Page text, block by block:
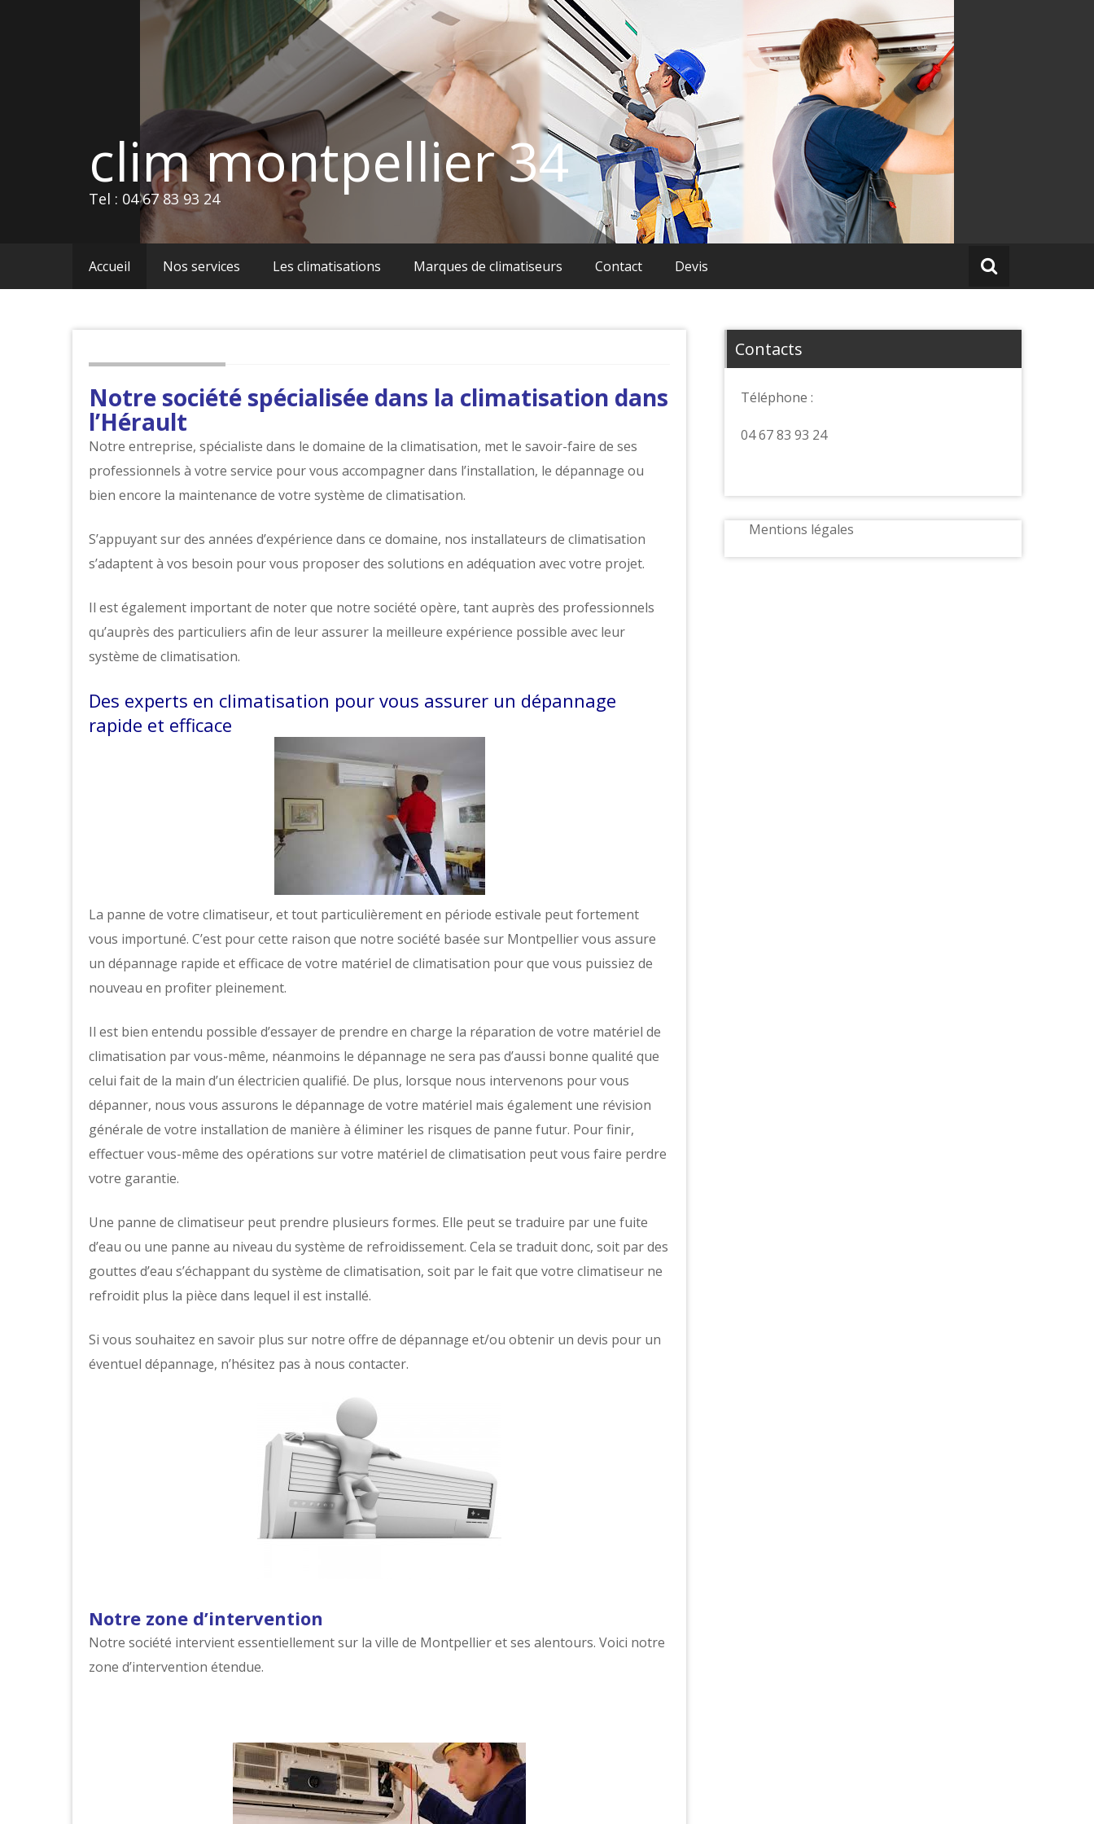
clim montpellier 34
Tel : 04 67 83 93 24
Accueil Nos services Les climatisations Marques de climatiseurs Contact Devis
Notre société spécialisée dans la climatisation dans
l’Hérault
Notre entreprise, spécialiste dans le domaine de la climatisation, met le savoir-faire de ses
professionnels à votre service pour vous accompagner dans l’installation, le dépannage ou
bien encore la maintenance de votre système de climatisation.
S’appuyant sur des années d’expérience dans ce domaine, nos installateurs de climatisation
s’adaptent à vos besoin pour vous proposer des solutions en adéquation avec votre projet.
Il est également important de noter que notre société opère, tant auprès des professionnels
qu’auprès des particuliers afin de leur assurer la meilleure expérience possible avec leur
système de climatisation.
Des experts en climatisation pour vous assurer un dépannage
rapide et efficace
La panne de votre climatiseur, et tout particulièrement en période estivale peut fortement
vous importuné. C’est pour cette raison que notre société basée sur Montpellier vous assure
un dépannage rapide et efficace de votre matériel de climatisation pour que vous puissiez de
nouveau en profiter pleinement.
Il est bien entendu possible d’essayer de prendre en charge la réparation de votre matériel de
climatisation par vous-même, néanmoins le dépannage ne sera pas d’aussi bonne qualité que
celui fait de la main d’un électricien qualifié. De plus, lorsque nous intervenons pour vous
dépanner, nous vous assurons le dépannage de votre matériel mais également une révision
générale de votre installation de manière à éliminer les risques de panne futur. Pour finir,
effectuer vous-même des opérations sur votre matériel de climatisation peut vous faire perdre
votre garantie.
Une panne de climatiseur peut prendre plusieurs formes. Elle peut se traduire par une fuite
d’eau ou une panne au niveau du système de refroidissement. Cela se traduit donc, soit par des
gouttes d’eau s’échappant du système de climatisation, soit par le fait que votre climatiseur ne
refroidit plus la pièce dans lequel il est installé.
Si vous souhaitez en savoir plus sur notre offre de dépannage et/ou obtenir un devis pour un
éventuel dépannage, n’hésitez pas à nous contacter.
Notre zone d’intervention
Notre société intervient essentiellement sur la ville de Montpellier et ses alentours. Voici notre
zone d’intervention étendue.
Contacts
Téléphone :
04 67 83 93 24
Mentions légales